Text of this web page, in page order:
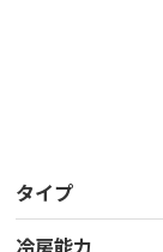
タイプ
冷房能力